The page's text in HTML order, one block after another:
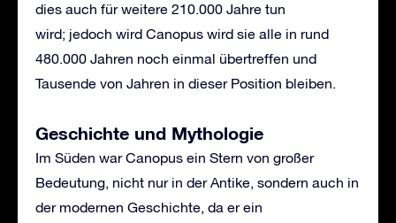
dies auch für weitere 210.000 Jahre tun
wird; jedoch wird Canopus wird sie alle in rund
480.000 Jahren noch einmal übertreffen und
Tausende von Jahren in dieser Position bleiben.
Geschichte und Mythologie
Im Süden war Canopus ein Stern von großer
Bedeutung, nicht nur in der Antike, sondern auch in
der modernen Geschichte, da er ein